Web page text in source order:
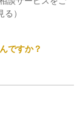
）
ですか？